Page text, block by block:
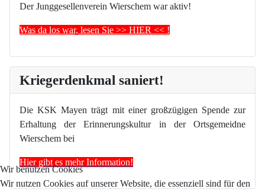
Der Junggesellenverein Wierschem war aktiv!
Was da los war, lesen Sie >> HIER << !
Kriegerdenkmal saniert!
Die KSK Mayen trägt mit einer großzügigen Spende zur
Erhaltung der Erinnerungskultur in der Ortsgemeidne
Wierschem bei
Hier gibt es mehr Information!
Wir benutzen Cookies
Wir nutzen Cookies auf unserer Website, die essenziell sind für den